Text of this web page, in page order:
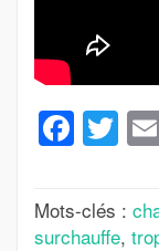
Mots-clés :
surchauffe,